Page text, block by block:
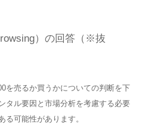
）の回答（※抜
を売るか買うかについての判断を下
タル要因と市場分析を考慮する必要
る可能性があります。